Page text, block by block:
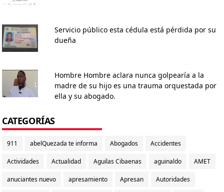
Servicio público esta cédula está pérdida por su
dueña
Hombre Hombre aclara nunca golpearía a la
madre de su hijo es una trauma orquestada por
ella y su abogado.
CATEGORÍAS
911 abelQuezada te informa Abogados Accidentes
Actividades Actualidad Aguilas Cibaenas aguinaldo AMET
anuciantes nuevo apresamiento Apresan Autoridades